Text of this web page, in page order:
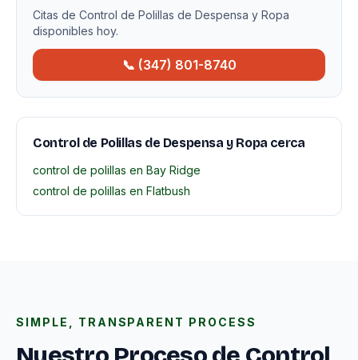
Citas de Control de Polillas de Despensa y Ropa
disponibles hoy.
📞 (347) 801-8740
Control de Polillas de Despensa y Ropa cerca
control de polillas en Bay Ridge
control de polillas en Flatbush
SIMPLE, TRANSPARENT PROCESS